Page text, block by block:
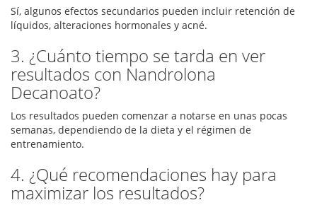
Sí, algunos efectos secundarios pueden incluir retención de
líquidos, alteraciones hormonales y acné.
3. ¿Cuánto tiempo se tarda en ver
resultados con Nandrolona
Decanoato?
Los resultados pueden comenzar a notarse en unas pocas
semanas, dependiendo de la dieta y el régimen de
entrenamiento.
4. ¿Qué recomendaciones hay para
maximizar los resultados?